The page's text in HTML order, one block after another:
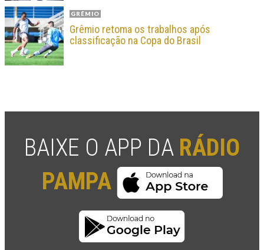
GRÊMIO
Grêmio retoma os trabalhos após
classificação na Copa do Brasil
BAIXE O APP DA RÁDIO
PAMPA